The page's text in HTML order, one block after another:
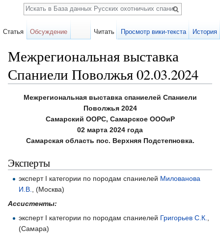
Межрегиональная выставка
Спаниели Поволжья 02.03.2024
Межрегиональная выставка спаниелей Спаниели
Поволжья 2024
Самарский ООРС, Самарское ОООиР
02 марта 2024 года
Самарская область пос. Верхняя Подстепновка.
Эксперты
эксперт I категории по породам спаниелей Милованова
И.В.
, (Москва)
Ассистенты:
эксперт I категории по породам спаниелей Григорьев С.К.
(Самара)
Статья Обсуждение Читать Просмотр вики-текста История
Поиск